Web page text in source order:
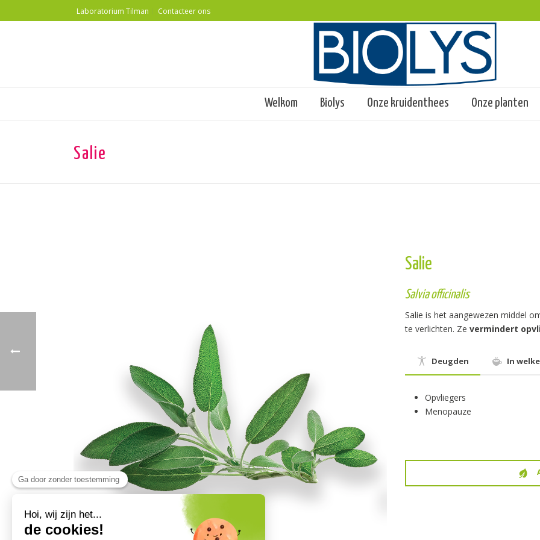
Laboratorium Tilman Contacteer ons
Welkom Biolys Onze kruidenthees Onze planten
Salie
Salie
Salvia officinalis
Salie is het aangewezen middel
te verlichten. Ze vermindert
Deugden In
Opvliegers
Menopauze